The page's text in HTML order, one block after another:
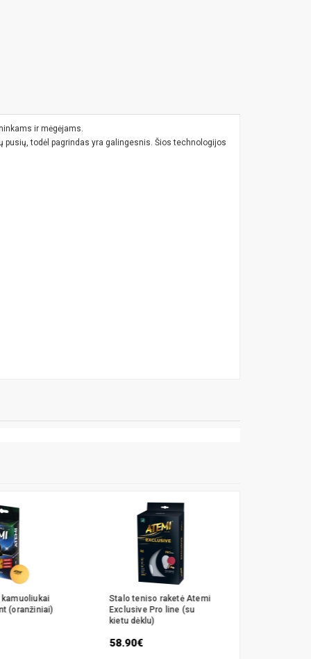
ir mėgėjams.
todėl pagrindas yra galingesnis. Šios technologijos
(oranžiniai)
Stalo teniso raketė Atemi
Exclusive Pro line (su
kietu dėklu)
58.90€